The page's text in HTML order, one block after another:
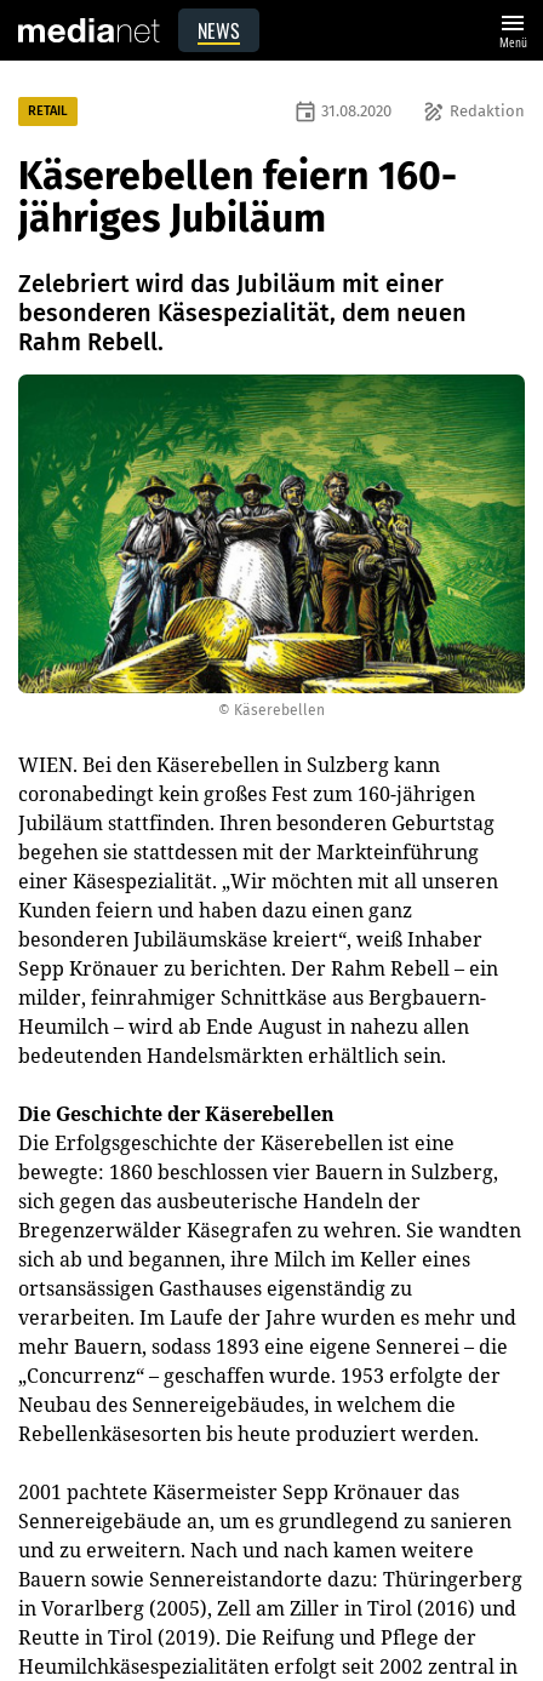
NEWS menu
Menü
© Käserebellen
RETAIL draw Redaktion
event 31.08.2020
Käserebellen feiern 160-
jähriges Jubiläum
Zelebriert wird das Jubiläum mit einer
besonderen Käsespezialität, dem neuen
Rahm Rebell.
WIEN. Bei den Käserebellen in Sulzberg kann
coronabedingt kein großes Fest zum 160-jährigen
Jubiläum stattfinden. Ihren besonderen Geburtstag
begehen sie stattdessen mit der Markteinführung
einer Käsespezialität. „Wir möchten mit all unseren
Kunden feiern und haben dazu einen ganz
besonderen Jubiläumskäse kreiert“, weiß Inhaber
Sepp Krönauer zu berichten. Der Rahm Rebell – ein
milder, feinrahmiger Schnittkäse aus Bergbauern-
Heumilch – wird ab Ende August in nahezu allen
bedeutenden Handelsmärkten erhältlich sein.
Die Geschichte der Käserebellen
Die Erfolgsgeschichte der Käserebellen ist eine
bewegte: 1860 beschlossen vier Bauern in Sulzberg,
sich gegen das ausbeuterische Handeln der
Bregenzerwälder Käsegrafen zu wehren. Sie wandten
sich ab und begannen, ihre Milch im Keller eines
ortsansässigen Gasthauses eigenständig zu
verarbeiten. Im Laufe der Jahre wurden es mehr und
mehr Bauern, sodass 1893 eine eigene Sennerei – die
„Concurrenz“ – geschaffen wurde. 1953 erfolgte der
Neubau des Sennereigebäudes, in welchem die
Rebellenkäsesorten bis heute produziert werden.
2001 pachtete Käsermeister Sepp Krönauer das
Sennereigebäude an, um es grundlegend zu sanieren
und zu erweitern. Nach und nach kamen weitere
Bauern sowie Sennereistandorte dazu: Thüringerberg
in Vorarlberg (2005), Zell am Ziller in Tirol (2016) und
Reutte in Tirol (2019). Die Reifung und Pflege der
Heumilchkäsespezialitäten erfolgt seit 2002 zentral in